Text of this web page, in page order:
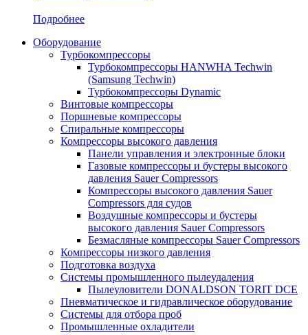
Подробнее
Оборудование
Турбокомпрессоры
Турбокомпрессоры HANWHA Techwin
(Samsung Techwin)
Турбокомпрессоры Dynamic
Винтовые компрессоры
Поршневые компрессоры
Спиральные компрессоры
Компрессоры высокого давления
Панели управления и электронные блоки
Газовые компрессоры и бустеры высокого
давления Sauer Compressors
Компрессоры высокого давления Sauer
Compressors для судов
Воздушные компрессоры и бустеры
высокого давления Sauer Compressors
Безмасляные компрессоры Sauer Compressors
Компрессоры низкого давления
Подготовка воздуха
Системы промышленного пылеудаления
Пылеуловители DONALDSON TORIT DCE
Пневматическое и гидравлическое оборудование
Системы для отбора проб
Промышленные охладители